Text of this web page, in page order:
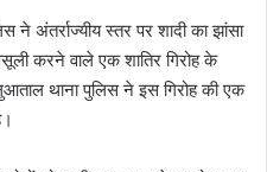
अंतर्राज्यीय स्तर पर शादी का झांसा
करने वाले एक शातिर गिरोह के
थाना पुलिस ने इस गिरोह की एक